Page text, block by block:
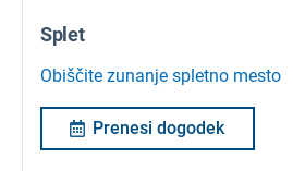
Splet
Obiščite zunanje spletno mesto
Prenesi dogodek